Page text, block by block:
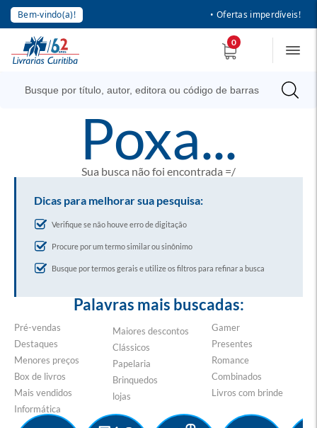
Bem-vindo(a)! • Ofertas imperdíveis!
0
poxa...
Sua busca não foi encontrada =/
Dicas para melhorar sua pesquisa:
Verifique se não houve erro de digitação
Procure por um termo similar ou sinônimo
Busque por termos gerais e utilize os filtros para refinar a busca
Palavras mais buscadas:
Pré-vendas
Destaques
Menores preços
Box de livros
Mais vendidos
Informática
Maiores descontos
Clássicos
Papelaria
Brinquedos
lojas
Gamer
Presentes
Romance
Combinados
Livros com brinde